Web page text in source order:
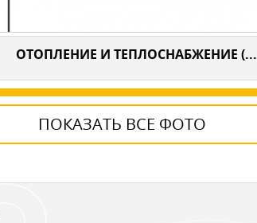
ОТОПЛЕНИЕ И ТЕПЛОСНАБЖЕНИЕ (...
ПОКАЗАТЬ ВСЕ ФОТО